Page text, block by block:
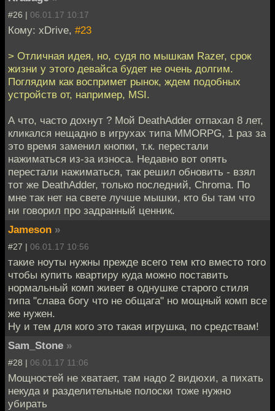
#26 | 06.01.17 10:17
Кому: xDrive, #23
> Отличная идея, но, судя по мышкам Razer, срок
жизни у этого девайса будет не очень долгим.
Поглядим как воспримет рынок, ждем подобных
устройств от, например, MSI.
А что, часто дохнут ? Мой DeathAdder отпахал 8 лет,
кликался нещадно в игрухах типа MMORPG, 1 раз за
это время заменил кнопки, т.к. перестали
нажиматься из-за износа. Недавно вот опять
перестали нажиматься, так решил обновить - взял
тот же DeathAdder, только последний, Chroma. По
мне так нет на свете лучше мышки, кто бы там что
ни говорил про задранный ценник.
Jameson »
#27 | 06.01.17 10:56
такие ноуты нужны прежде всего тем кто вместо того
чтобы купить квартиру куда можно поставить
нормальный комп живет в однушке старого стиля
типа "слава богу что не общага" но мощный комп все
же нужен.
Ну и тем для кого это такая игрушка, по средствам!
Sam_Stone »
#28 | 06.01.17 11:06
Мощностей не хватает, там надо 2 видюхи, а пихать
некуда и разделительные полоски тоже нужно
убирать